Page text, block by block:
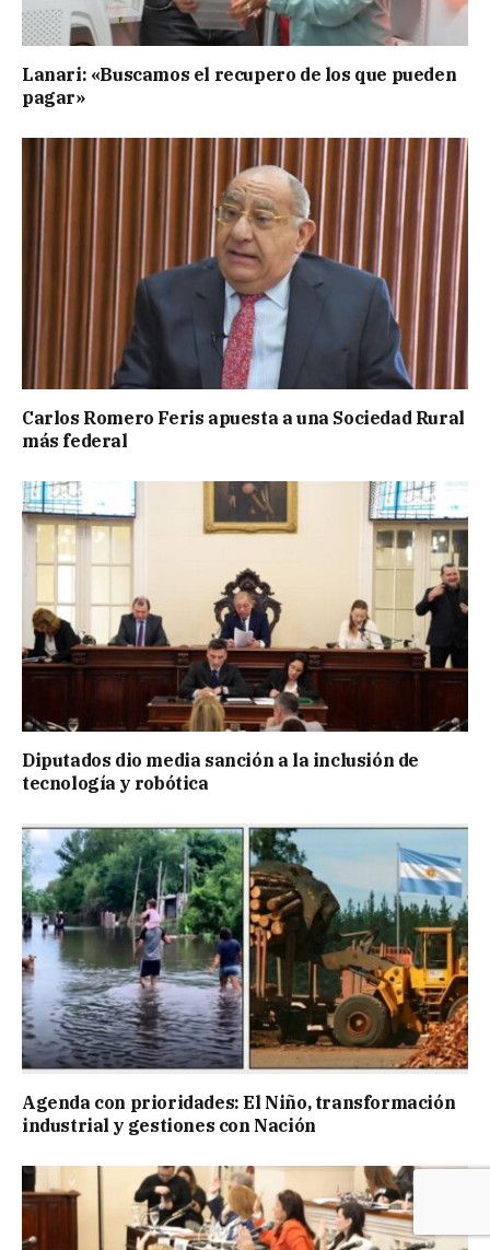
Lanari: «Buscamos el recupero de los que pueden
pagar»
Carlos Romero Feris apuesta a una Sociedad Rural
más federal
Diputados dio media sanción a la inclusión de
tecnología y robótica
Agenda con prioridades: El Niño, transformación
industrial y gestiones con Nación